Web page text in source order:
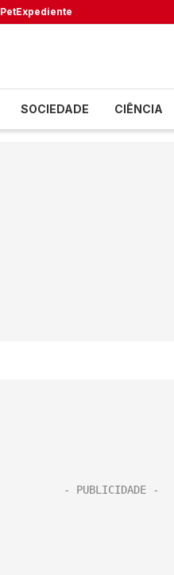
PetExpediente
SOCIEDADE CIÊNCIA